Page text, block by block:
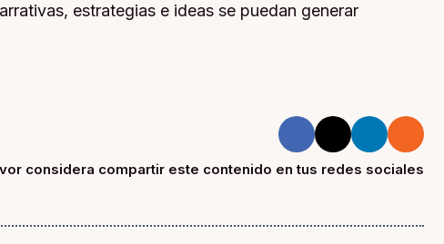
estrategias e ideas se puedan generar
considera compartir este contenido en tus redes sociales